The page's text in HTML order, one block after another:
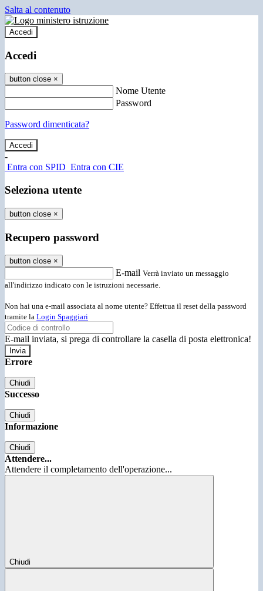
Salta al contenuto
Accedi
Accedi
button close ×
Nome Utente
Password
Password dimenticata?
-
Entra con SPID Entra con CIE
Seleziona utente
button close ×
Recupero password
button close ×
E-mail Verrà inviato un messaggio
all'indirizzo indicato con le istruzioni necessarie.
Non hai una e-mail associata al nome utente? Effettua il reset della password
tramite la Login Spaggiari
E-mail inviata, si prega di controllare la casella di posta elettronica!
Errore
Chiudi
Successo
Chiudi
Informazione
Chiudi
Attendere...
Attendere il completamento dell'operazione...
Chiudi